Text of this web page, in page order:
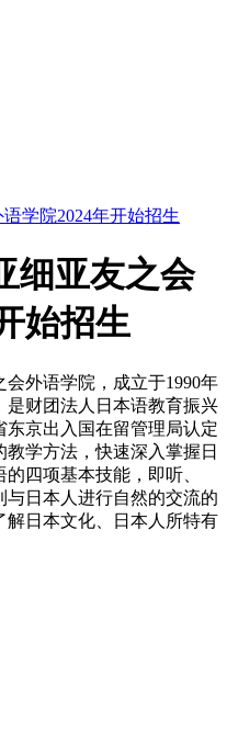
细亚友之会
始招生
外语学院，成立于1990年
是财团法人日本语教育振兴
京出入国在留管理局认定
学方法，快速深入掌握日
四项基本技能，即听、
日本人进行自然的交流的
日本文化、日本人所特有